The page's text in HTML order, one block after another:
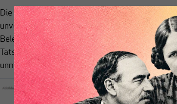
Die Industrieproduktion ist auch im Juni im
unverändert geblieben (Abbildung 1).
Belebung, Frankreich und Italien erneut eine
Tatsache einer industriellen und konjunkturellen
unmittelbarer Nähe einer Rezession bleibt